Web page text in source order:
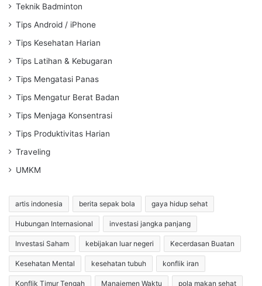
Teknik Badminton
Tips Android / iPhone
Tips Kesehatan Harian
Tips Latihan & Kebugaran
Tips Mengatasi Panas
Tips Mengatur Berat Badan
Tips Menjaga Konsentrasi
Tips Produktivitas Harian
Traveling
UMKM
artis indonesia berita sepak bola gaya hidup sehat
Hubungan Internasional investasi jangka panjang
Investasi Saham kebijakan luar negeri Kecerdasan Buatan
Kesehatan Mental kesehatan tubuh konflik iran
Konflik Timur Tengah Manajemen Waktu pola makan sehat